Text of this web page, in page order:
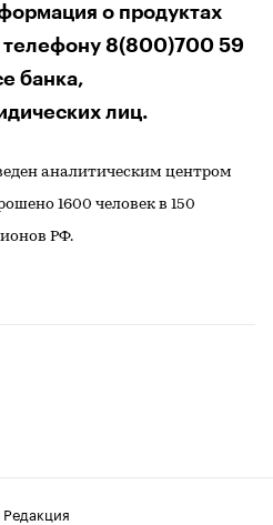
о продуктах
телефону 8(800)700 59
банка,
лиц.
аналитическим центром
1600 человек в 150
РФ.
Редакция